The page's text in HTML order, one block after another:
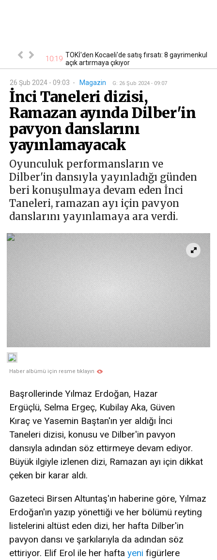
Başvurular 10:19 TOKİ'den Kocaeli'de satış fırsatı: 8 gayrimenkul
açık artırmaya çıkıyor
26 Şub 2024 - 09:03 - Magazin G: 26 Şub 2024 - 09:07
İnci Taneleri dizisi,
Ramazan ayında Dilber'in
pavyon danslarını
yayınlamayacak
Oyunculuk performansların ve
Dilber'in dansıyla yayınladığı günden
beri konuşulmaya devam eden İnci
Taneleri, ramazan ayı için pavyon
danslarını yayınlamaya ara verdi.
Haber albümü için resme tıklayın
Başrollerinde Yılmaz Erdoğan, Hazar
Ergüçlü, Selma Ergeç, Kubilay Aka, Güven
Kıraç ve Yasemin Baştan'ın yer aldığı İnci
Taneleri dizisi, konusu ve Dilber'in pavyon
dansıyla adından söz ettirmeye devam ediyor.
Büyük ilgiyle izlenen dizi, Ramazan ayı için dikkat
çeken bir karar aldı.
Gazeteci Birsen Altuntaş'ın haberine göre, Yılmaz
Erdoğan'ın yazıp yönettiği ve her bölümü reyting
listelerini altüst eden dizi, her hafta Dilber'in
pavyon dansı ve şarkılarıyla da adından söz
ettiriyor. Elif Erol ile her hafta yeni figürlere